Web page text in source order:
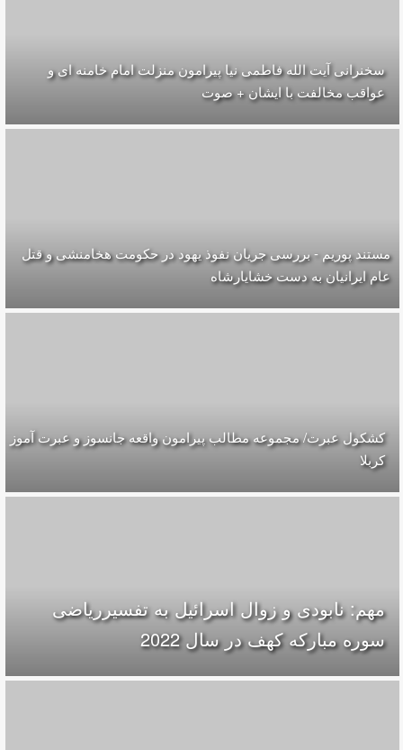
سخنرانی آیت الله فاطمی نیا پیرامون منزلت امام خامنه ای و
عواقب مخالفت با ایشان + صوت
مستند پوریم - بررسی جریان نفوذ یهود در حکومت هخامنشی و قتل
عام ایرانیان به دست خشایارشاه
کشکول عبرت/ مجموعه مطالب پیرامون واقعه جانسوز و عبرت آموز
کربلا
مهم: نابودی و زوال اسرائیل به تفسیرریاضی
سوره مبارکه کهف در سال 2022